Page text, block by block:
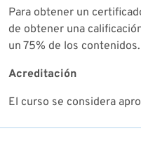
Para obtener un
de obtener una
un 75% de los contenidos.
Acreditación
El curso se considera